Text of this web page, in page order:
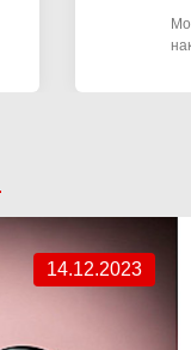
14.12.2023